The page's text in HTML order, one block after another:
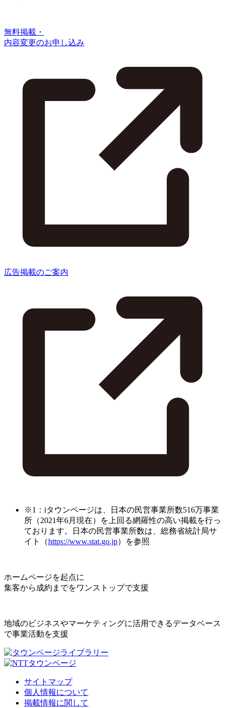
無料掲載・
内容変更のお申し込み
広告掲載のご案内
※1：iタウンページは、日本の民営事業所数516万事業
所（2021年6月現在）を上回る網羅性の高い掲載を行っ
ております。日本の民営事業所数は、総務省統計局サ
イト（https://www.stat.go.jp）を参照
ホームページを起点に
集客から成約までをワンストップで支援
地域のビジネスやマーケティングに活用できるデータベース
で事業活動を支援
サイトマップ
個人情報について
掲載情報に関して